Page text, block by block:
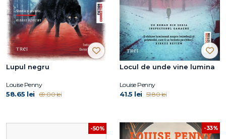
Lupul negru
Louise Penny
58.65 lei 69.00 lei
Locul de unde vine lumina
Louise Penny
41.5 lei 51.80 lei
-50% -33%